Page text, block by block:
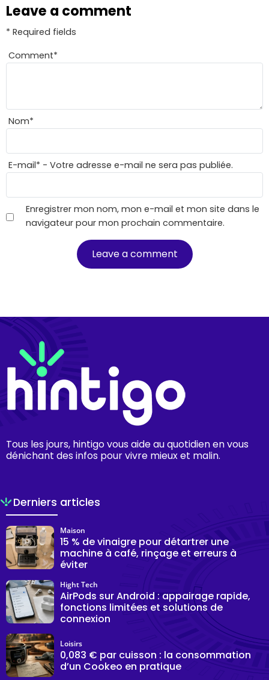
Leave a comment
* Required fields
Comment*
Nom*
E-mail* - Votre adresse e-mail ne sera pas publiée.
Enregistrer mon nom, mon e-mail et mon site dans le
navigateur pour mon prochain commentaire.
Tous les jours, hintigo vous aide au quotidien en vous
dénichant des infos pour vivre mieux et malin.
Derniers articles
15 % de vinaigre pour détartrer une
machine à café, rinçage et erreurs à
éviter
Maison
AirPods sur Android : appairage rapide,
fonctions limitées et solutions de
connexion
Hight Tech
0,083 € par cuisson : la consommation
d’un Cookeo en pratique
Loisirs